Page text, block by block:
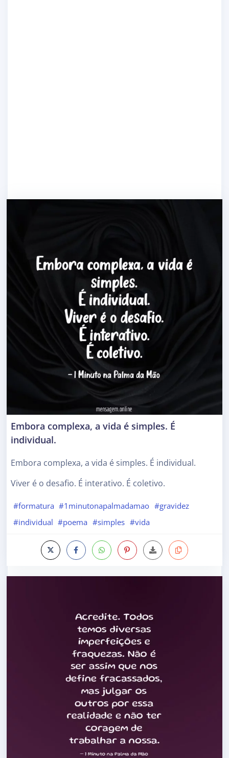
Embora complexa, a vida é simples. É
individual.
Embora complexa, a vida é simples. É individual.
Viver é o desafio. É interativo. É coletivo.
#formatura #1minutonapalmadamao #gravidez
#individual #poema #simples #vida